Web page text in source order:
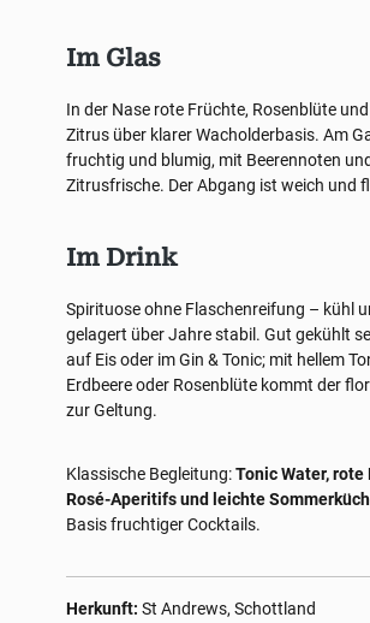
Im Glas
In der Nase rote Früchte, Rosenblüte
Zitrus über klarer Wacholderbasis. Am
fruchtig und blumig, mit Beerennoten
Zitrusfrische. Der Abgang ist weich und
Im Drink
Spirituose ohne Flaschenreifung – kühl
gelagert über Jahre stabil. Gut gekühlt
auf Eis oder im Gin & Tonic; mit hellem
Erdbeere oder Rosenblüte kommt der
zur Geltung.
Klassische Begleitung:Tonic Water, rote
Rosé-Aperitifs und leichte
Basis fruchtiger Cocktails.
Herkunft: St Andrews, Schottland